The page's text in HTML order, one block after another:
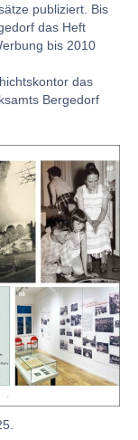
publiziert. Bis
das Heft
bis 2010
das
Bergedorf